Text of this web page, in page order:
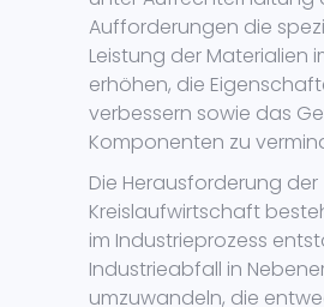
Aufforderungen die
Leistung der Materialien
erhöhen, die
verbessern sowie das
Komponenten zu
Die Herausforderung der
Kreislaufwirtschaft
im Industrieprozess
Industrieabfall in
umzuwandeln, die